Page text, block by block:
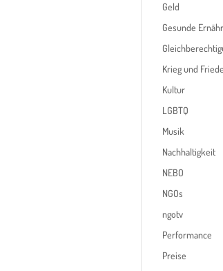
Geld
Gesunde
Krieg und
Kultur
LGBTQ
Musik
Nachhaltigkeit
NEBO
NGOs
ngotv
Performance
Preise